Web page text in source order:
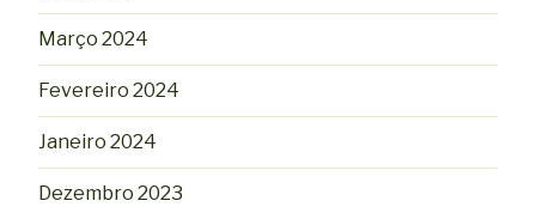
Março 2024
Fevereiro 2024
Janeiro 2024
Dezembro 2023